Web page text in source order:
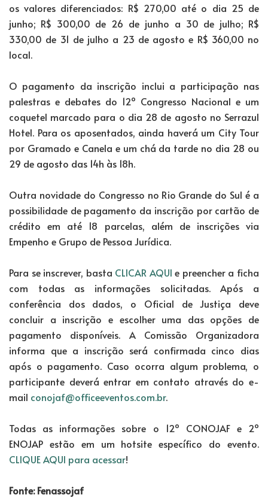
os valores diferenciados: R$ 270,00 até o dia 25 de
junho; R$ 300,00 de 26 de junho a 30 de julho; R$
330,00 de 31 de julho a 23 de agosto e R$ 360,00 no
local.
O pagamento da inscrição inclui a participação nas
palestras e debates do 12º Congresso Nacional e um
coquetel marcado para o dia 28 de agosto no Serrazul
Hotel. Para os aposentados, ainda haverá um City Tour
por Gramado e Canela e um chá da tarde no dia 28 ou
29 de agosto das 14h às 18h.
Outra novidade do Congresso no Rio Grande do Sul é a
possibilidade de pagamento da inscrição por cartão de
crédito em até 18 parcelas, além de inscrições via
Empenho e Grupo de Pessoa Jurídica.
Para se inscrever, basta CLICAR AQUI e preencher a ficha
com todas as informações solicitadas. Após a
conferência dos dados, o Oficial de Justiça deve
concluir a inscrição e escolher uma das opções de
pagamento disponíveis. A Comissão Organizadora
informa que a inscrição será confirmada cinco dias
após o pagamento. Caso ocorra algum problema, o
participante deverá entrar em contato através do e-
mail conojaf@officeeventos.com.br.
Todas as informações sobre o 12º CONOJAF e 2º
ENOJAP estão em um hotsite específico do evento.
CLIQUE AQUI para acessar!
Fonte: Fenassojaf